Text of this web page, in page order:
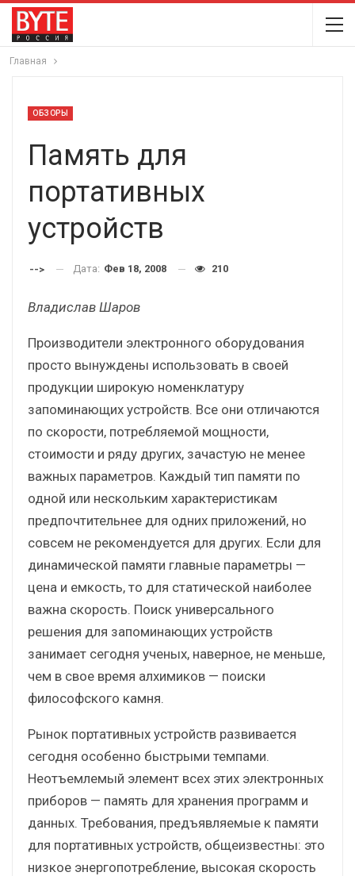
Главная
ОБЗОРЫ
Память для
портативных
устройств
--> Дата: Фев 18, 2008 210
Владислав Шаров
Производители электронного оборудования
просто вынуждены использовать в своей
продукции широкую номенклатуру
запоминающих устройств. Все они отличаются
по скорости, потребляемой мощности,
стоимости и ряду других, зачастую не менее
важных параметров. Каждый тип памяти по
одной или нескольким характеристикам
предпочтительнее для одних приложений, но
совсем не рекомендуется для других. Если для
динамической памяти главные параметры —
цена и емкость, то для статической наиболее
важна скорость. Поиск универсального
решения для запоминающих устройств
занимает сегодня ученых, наверное, не меньше,
чем в свое время алхимиков — поиски
философского камня.
Рынок портативных устройств развивается
сегодня особенно быстрыми темпами.
Неотъемлемый элемент всех этих электронных
приборов — память для хранения программ и
данных. Требования, предъявляемые к памяти
для портативных устройств, общеизвестны: это
низкое энергопотребление, высокая скорость